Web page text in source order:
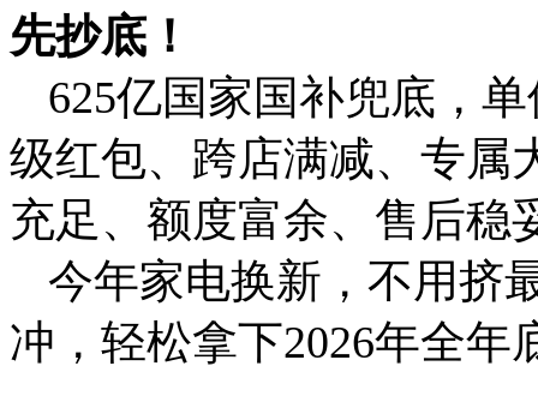
先抄底！
625亿国家国补兜底，
级红包、跨店满减、专属
充足、额度富余、售后稳
今年家电换新，不用挤
冲，轻松拿下2026年全年